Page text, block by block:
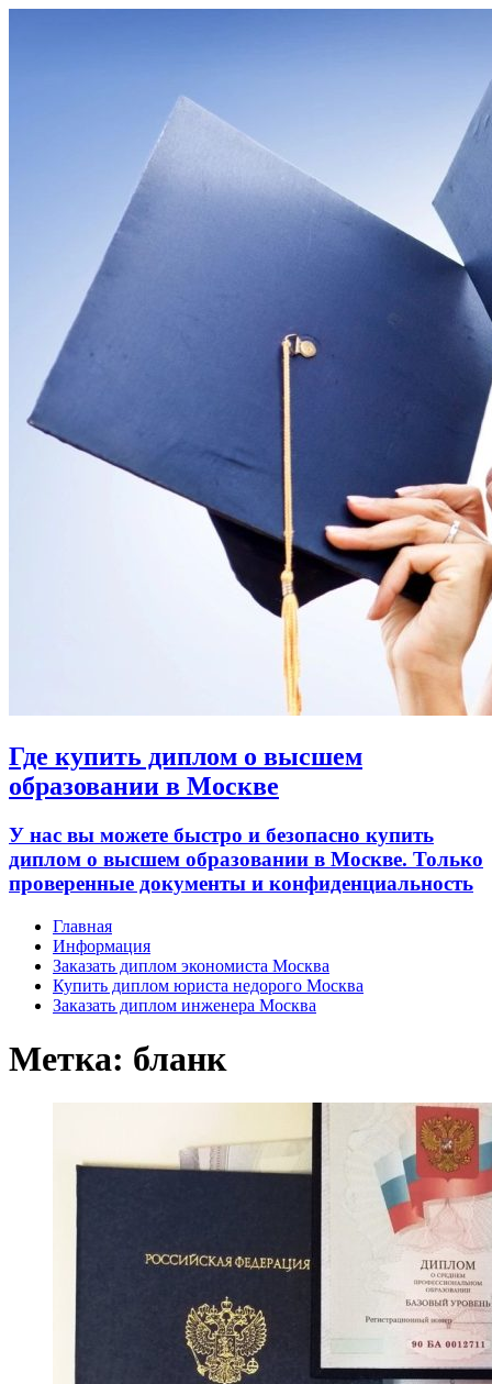
Где купить диплом о высшем
образовании в Москве
У нас вы можете быстро и безопасно купить
диплом о высшем образовании в Москве. Только
проверенные документы и конфиденциальность
Главная
Информация
Заказать диплом экономиста Москва
Купить диплом юриста недорого Москва
Заказать диплом инженера Москва
Метка: бланк